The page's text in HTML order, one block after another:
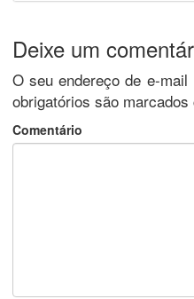
Deixe um
O seu endereço de e-mail
obrigatórios são marcados
Comentário